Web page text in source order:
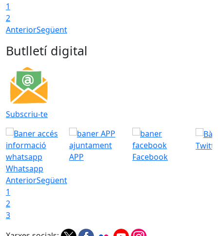
1
2
AnteriorSegüent
Butlletí digital
Subscriu-te
Whatsapp
APP Facebook
AnteriorSegüent
1
2
3